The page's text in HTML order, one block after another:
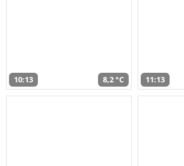
10:13 8,2 °C 11:13